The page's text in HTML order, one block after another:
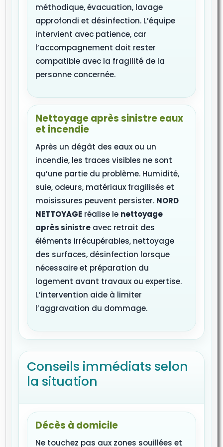
méthodique, évacuation, lavage
approfondi et désinfection. L’équipe
intervient avec patience, car
l’accompagnement doit rester
compatible avec la fragilité de la
personne concernée.
Nettoyage après sinistre eaux
et incendie
Après un dégât des eaux ou un
incendie, les traces visibles ne sont
qu’une partie du problème. Humidité,
suie, odeurs, matériaux fragilisés et
moisissures peuvent persister. NORD
NETTOYAGE réalise le nettoyage
après sinistre avec retrait des
éléments irrécupérables, nettoyage
des surfaces, désinfection lorsque
nécessaire et préparation du
logement avant travaux ou expertise.
L’intervention aide à limiter
l’aggravation du dommage.
Conseils immédiats selon
la situation
Décès à domicile
Ne touchez pas aux zones souillées et